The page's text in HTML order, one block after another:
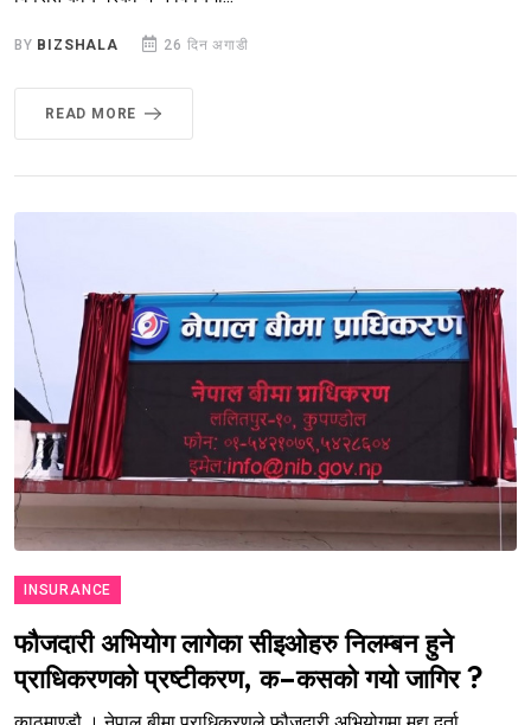
BY BIZSHALA 26 दिन अगाडी
READ MORE
INSURANCE
फौजदारी अभियोग लागेका सीइओहरु निलम्बन हुने
प्राधिकरणको प्रष्टीकरण, क–कसको गयो जागिर ?